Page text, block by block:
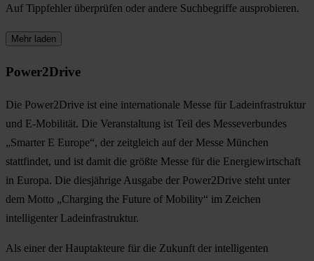
Auf Tippfehler überprüfen oder andere Suchbegriffe ausprobieren.
Mehr laden
Power2Drive
Die Power2Drive ist eine internationale Messe für Ladeinfrastruktur
und E-Mobilität. Die Veranstaltung ist Teil des Messeverbundes
„Smarter E Europe“, der zeitgleich auf der Messe München
stattfindet, und ist damit die größte Messe für die Energiewirtschaft
in Europa. Die diesjährige Ausgabe der Power2Drive steht unter
dem Motto „Charging the Future of Mobility“ im Zeichen
intelligenter Ladeinfrastruktur.
Als einer der Hauptakteure für die Zukunft der intelligenten